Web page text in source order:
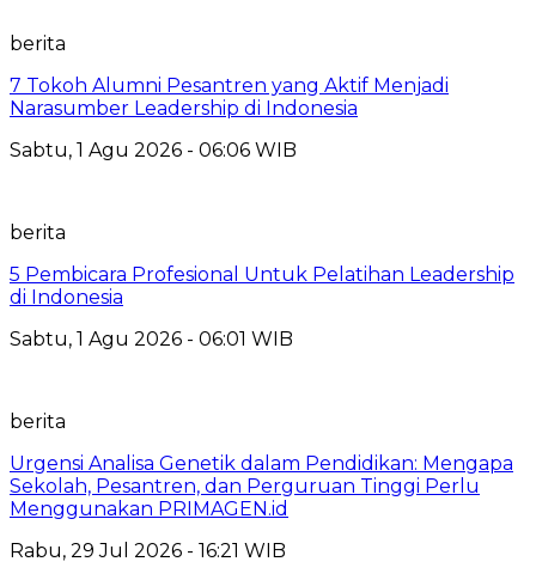
berita
7 Tokoh Alumni Pesantren yang Aktif Menjadi
Narasumber Leadership di Indonesia
Sabtu, 1 Agu 2026 - 06:06 WIB
berita
5 Pembicara Profesional Untuk Pelatihan Leadership
di Indonesia
Sabtu, 1 Agu 2026 - 06:01 WIB
berita
Urgensi Analisa Genetik dalam Pendidikan: Mengapa
Sekolah, Pesantren, dan Perguruan Tinggi Perlu
Menggunakan PRIMAGEN.id
Rabu, 29 Jul 2026 - 16:21 WIB